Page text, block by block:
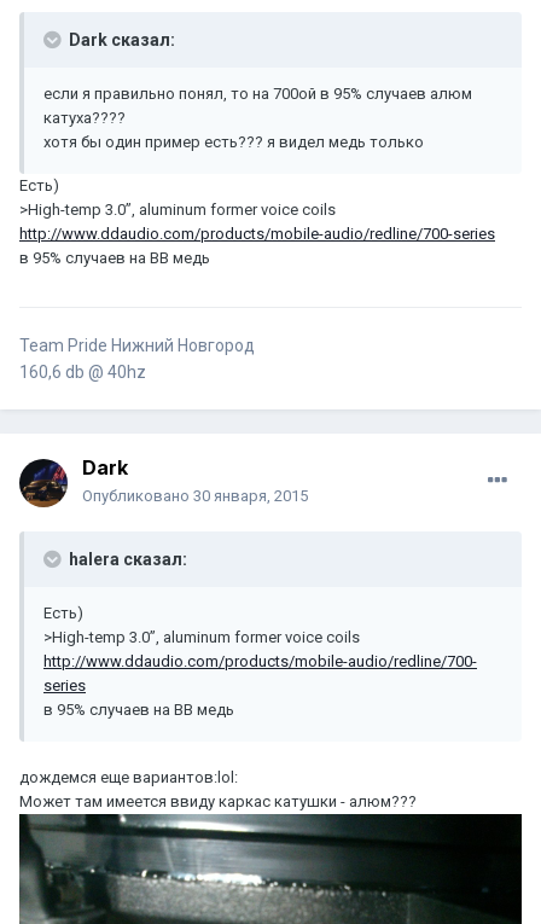
Dark сказал:
если я правильно понял, то на 700ой в 95% случаев алюм
катуха????
хотя бы один пример есть??? я видел медь только
Есть)
>High-temp 3.0”, aluminum former voice coils
http://www.ddaudio.com/products/mobile-audio/redline/700-series
в 95% случаев на BB медь
Team Pride Нижний Новгород
160,6 db @ 40hz
Dark
Опубликовано 30 января, 2015
halera сказал:
Есть)
>High-temp 3.0”, aluminum former voice coils
http://www.ddaudio.com/products/mobile-audio/redline/700-
series
в 95% случаев на BB медь
дождемся еще вариантов:lol:
Может там имеется ввиду каркас катушки - алюм???